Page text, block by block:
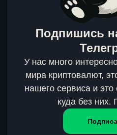
Подпишись
У нас много
мира криптовалют,
нашего сервиса и
куда без них.